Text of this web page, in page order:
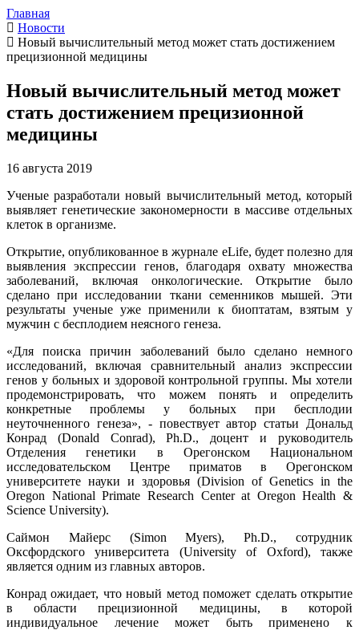
Главная
Новости
Новый вычислительный метод может стать достижением
прецизионной медицины
Новый вычислительный метод может
стать достижением прецизионной
медицины
16 августа 2019
Ученые разработали новый вычислительный метод, который
выявляет генетические закономерности в массиве отдельных
клеток в организме.
Открытие, опубликованное в журнале eLife, будет полезно для
выявления экспрессии генов, благодаря охвату множества
заболеваний, включая онкологические. Открытие было
сделано при исследовании ткани семенников мышей. Эти
результаты ученые уже применили к биоптатам, взятым у
мужчин с бесплодием неясного генеза.
«Для поиска причин заболеваний было сделано немного
исследований, включая сравнительный анализ экспрессии
генов у больных и здоровой контрольной группы. Мы хотели
продемонстрировать, что можем понять и определить
конкретные проблемы у больных при бесплодии
неуточненного генеза», - повествует автор статьи Дональд
Конрад (Donald Conrad), Ph.D., доцент и руководитель
Отделения генетики в Орегонском Национальном
исследовательском Центре приматов в Орегонском
университете науки и здоровья (Division of Genetics in the
Oregon National Primate Research Center at Oregon Health &
Science University).
Саймон Майерс (Simon Myers), Ph.D., сотрудник
Оксфордского университета (University of Oxford), также
является одним из главных авторов.
Конрад ожидает, что новый метод поможет сделать открытие
в области прецизионной медицины, в которой
индивидуальное лечение может быть применено к